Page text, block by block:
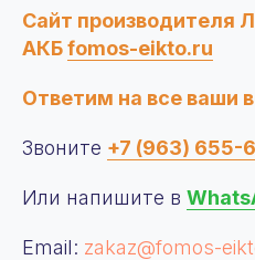
Сайт производителя
АКБfomos-eikto.ru
Ответим на все ваши
Звоните +7 (963) 655-
Или напишите в
Email: zakaz@fomos-
© 2025 OOO “ФОМОС”
Все права защищены. Любое
материаллов с сайта запрещено
Отчет о проведении